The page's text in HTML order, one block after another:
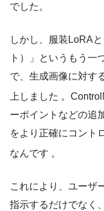
でした。
しかし、服装LoRA
ト）」というもう一
で、生成画像に対す
上しました 。
ーポイントなどの追
をより正確にコント
なんです 。
これにより、ユーザ
指示するだけでなく